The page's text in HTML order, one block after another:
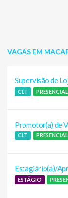
VAGAS EM
Supervisão de
CLT PRESENCIAL
Promotor(a) de
CLT PRESENCIAL
Estagiário(a)/
ESTÁGIO